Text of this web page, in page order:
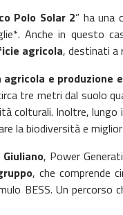
Polo Solar 2” ha una
Anche in questo
agricola, destinati a
e produzione
tre metri dal suolo
colturali. Inoltre,
la biodiversità e
, Power
, che comprende
BESS. Un percorso